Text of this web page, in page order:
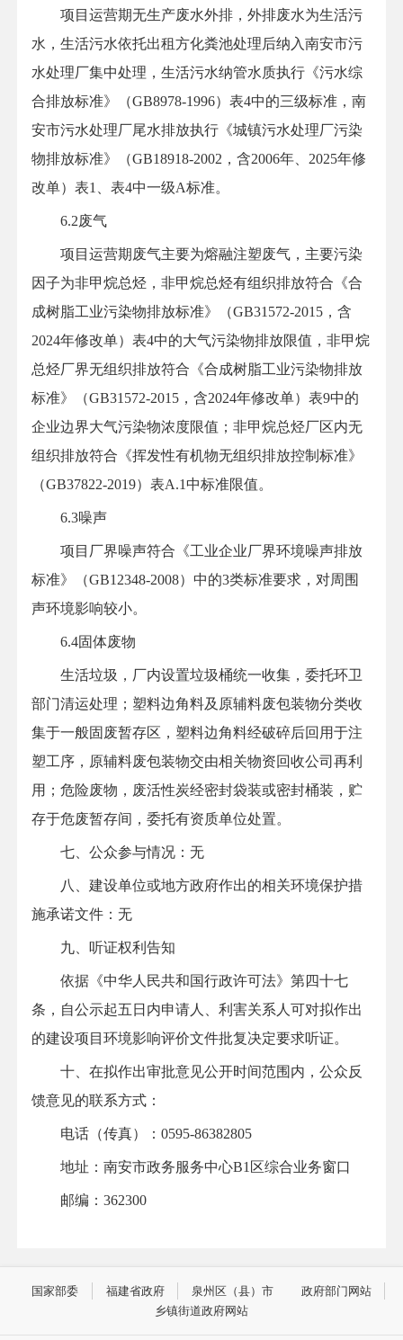
项目运营期无生产废水外排，外排废水为生活污
水，生活污水依托出租方化粪池处理后纳入南安市污
水处理厂集中处理，生活污水纳管水质执行《污水综
合排放标准》（GB8978-1996）表4中的三级标准，南
安市污水处理厂尾水排放执行《城镇污水处理厂污染
物排放标准》（GB18918-2002，含2006年、2025年修
改单）表1、表4中一级A标准。
6.2废气
项目运营期废气主要为熔融注塑废气，主要污染
因子为非甲烷总烃，非甲烷总烃有组织排放符合《合
成树脂工业污染物排放标准》（GB31572-2015，含
2024年修改单）表4中的大气污染物排放限值，非甲烷
总烃厂界无组织排放符合《合成树脂工业污染物排放
标准》（GB31572-2015，含2024年修改单）表9中的
企业边界大气污染物浓度限值；非甲烷总烃厂区内无
组织排放符合《挥发性有机物无组织排放控制标准》
（GB37822-2019）表A.1中标准限值。
6.3噪声
项目厂界噪声符合《工业企业厂界环境噪声排放
标准》（GB12348-2008）中的3类标准要求，对周围
声环境影响较小。
6.4固体废物
生活垃圾，厂内设置垃圾桶统一收集，委托环卫
部门清运处理；塑料边角料及原辅料废包装物分类收
集于一般固废暂存区，塑料边角料经破碎后回用于注
塑工序，原辅料废包装物交由相关物资回收公司再利
用；危险废物，废活性炭经密封袋装或密封桶装，贮
存于危废暂存间，委托有资质单位处置。
七、公众参与情况：无
八、建设单位或地方政府作出的相关环境保护措
施承诺文件：无
九、听证权利告知
依据《中华人民共和国行政许可法》第四十七
条，自公示起五日内申请人、利害关系人可对拟作出
的建设项目环境影响评价文件批复决定要求听证。
十、在拟作出审批意见公开时间范围内，公众反
馈意见的联系方式：
电话（传真）： 0595-86382805
地址：南安市政务服务中心B1区综合业务窗口
邮编：362300
国家部委 福建省政府 泉州区（县）市
政府部门网站
乡镇街道政府网站